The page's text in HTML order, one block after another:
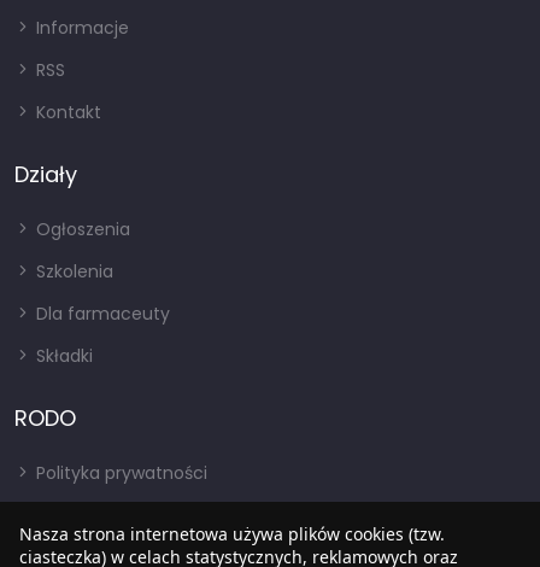
Informacje
RSS
Kontakt
Działy
Ogłoszenia
Szkolenia
Dla farmaceuty
Składki
RODO
Polityka prywatności
RODO
Nasza strona internetowa używa plików cookies (tzw.
ciasteczka) w celach statystycznych, reklamowych oraz